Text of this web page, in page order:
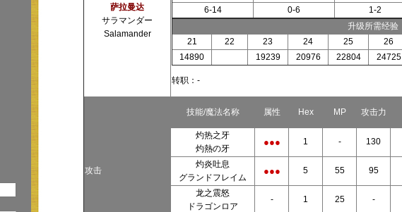
萨拉曼达
サラマンダー
Salamander
6-14
0-6 1-2
升级所需经验
21
22 23 24 25 26
14890
19239 20976 22804 24725
转职：-
技能/魔法名称 属性 Hex MP 攻击力
攻击
灼热之牙
灼熱の牙
●●● 1 - 130
灼炎吐息
グランドフレイム
●●● 5 55 95
龙之震怒
ドラゴンロア
- 1 25 -